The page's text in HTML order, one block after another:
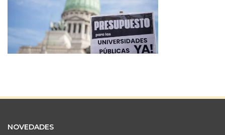
NOVEDADES